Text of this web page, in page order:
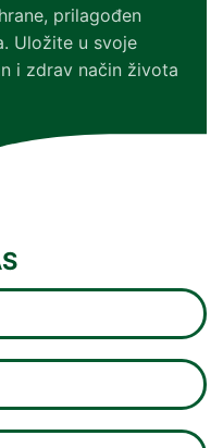
prilagođen
Uložite u svoje
i zdrav način života